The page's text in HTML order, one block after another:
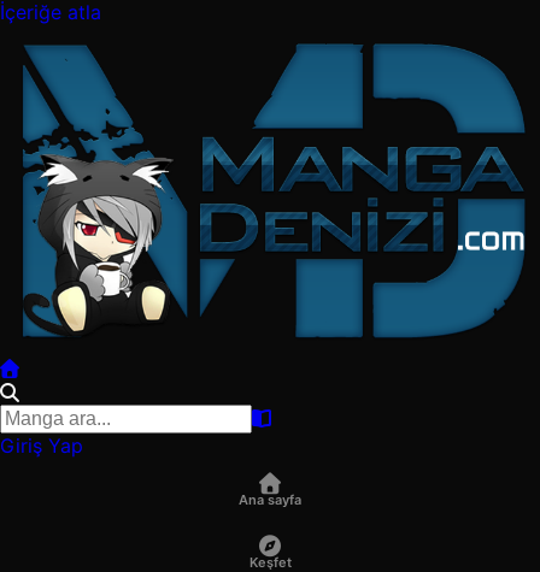
İçeriğe atla
Giriş Yap
Ana sayfa
Keşfet